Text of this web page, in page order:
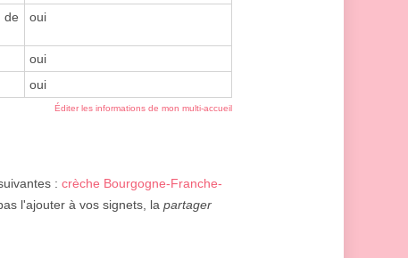
de
oui
oui
oui
Éditer les informations de mon multi-accueil
: crèche Bourgogne-Franche-
l'ajouter à vos signets, la partager